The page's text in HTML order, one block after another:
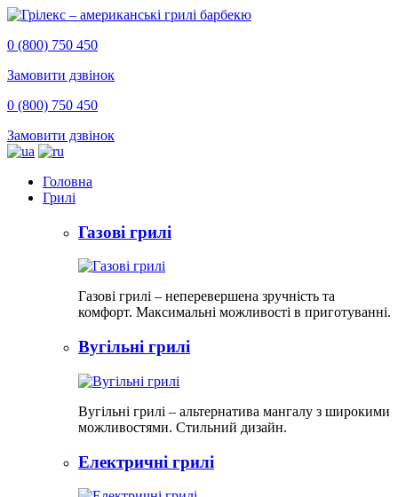
0 (800) 750 450
Замовити дзвінок
0 (800) 750 450
Замовити дзвінок
Головна
Грилі
Газові грилі
Газові грилі – неперевершена зручність та
комфорт. Максимальні можливості в приготуванні.
Вугільні грилі
Вугільні грилі – альтернатива мангалу з широкими
можливостями. Стильний дизайн.
Електричні грилі